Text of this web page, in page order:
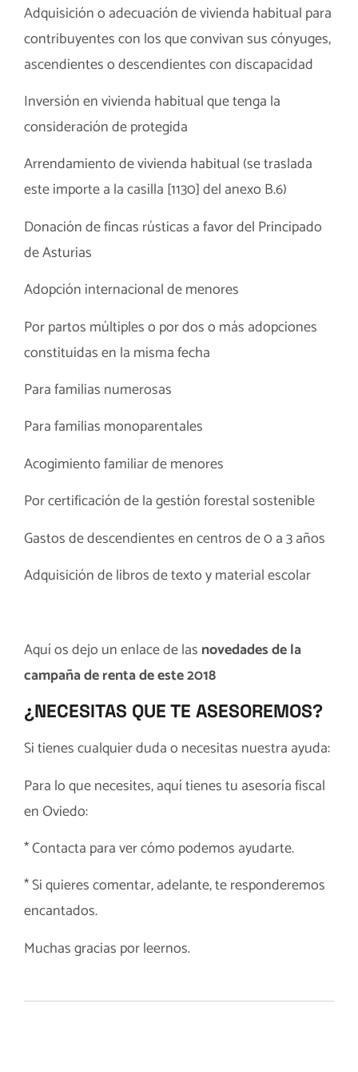
Adquisición o adecuación de vivienda habitual para
contribuyentes con los que convivan sus cónyuges,
ascendientes o descendientes con discapacidad
Inversión en vivienda habitual que tenga la
consideración de protegida
Arrendamiento de vivienda habitual (se traslada
este importe a la casilla [1130] del anexo B.6)
Donación de fincas rústicas a favor del Principado
de Asturias
Adopción internacional de menores
Por partos múltiples o por dos o más adopciones
constituidas en la misma fecha
Para familias numerosas
Para familias monoparentales
Acogimiento familiar de menores
Por certificación de la gestión forestal sostenible
Gastos de descendientes en centros de 0 a 3 años
Adquisición de libros de texto y material escolar
Aquí os dejo un enlace de las novedades de la
campaña de renta de este 2018
¿NECESITAS QUE TE ASESOREMOS?
Si tienes cualquier duda o necesitas nuestra ayuda:
Para lo que necesites, aquí tienes tu asesoría fiscal
en Oviedo:
*Contacta para ver cómo podemos ayudarte.
* Si quieres comentar, adelante, te responderemos
encantados.
Muchas gracias por leernos.